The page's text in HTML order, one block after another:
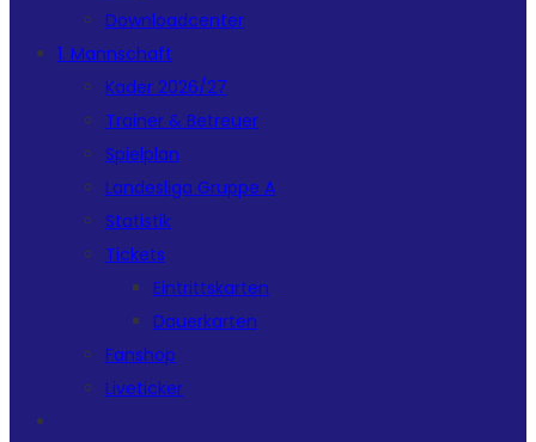
Downloadcenter
1. Mannschaft
Kader 2026/27
Trainer & Betreuer
Spielplan
Landesliga Gruppe A
Statistik
Tickets
Eintrittskarten
Dauerkarten
Fanshop
Liveticker